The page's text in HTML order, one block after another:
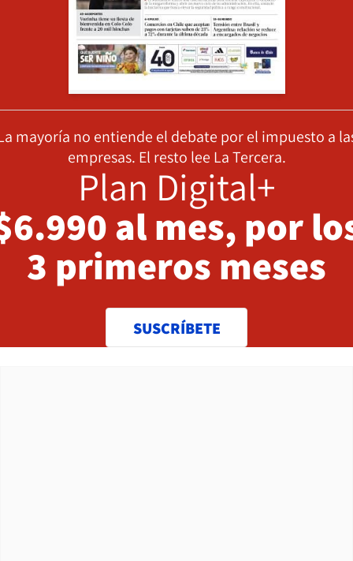
mayoría no entiende el debate por el impuesto a
empresas. El resto lee La Tercera.
Plan Digital+
al mes, por
3 primeros meses
SUSCRÍBETE